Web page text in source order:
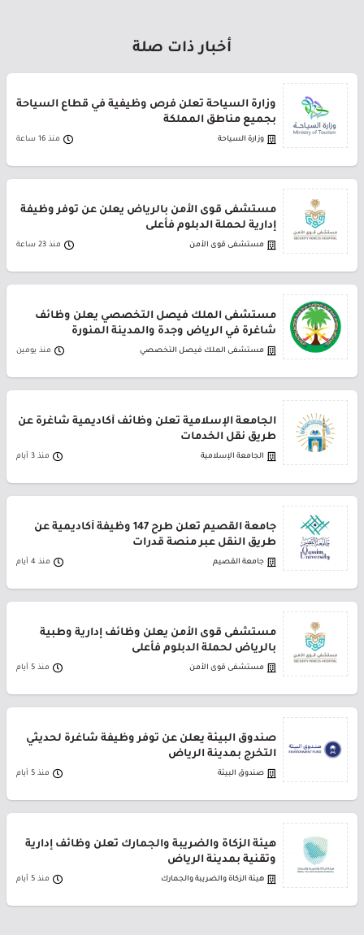
أخبار ذات صلة
وزارة السياحة تعلن فرص وظيفية في قطاع السياحة
بجميع مناطق المملكة
وزارة السياحة منذ 16 ساعة
مستشفى قوى الأمن بالرياض يعلن عن توفر وظيفة
إدارية لحملة الدبلوم فأعلى
مستشفى قوى الأمن منذ 23 ساعة
مستشفى الملك فيصل التخصصي يعلن وظائف
شاغرة في الرياض وجدة والمدينة المنورة
مستشفى الملك فيصل التخصصي منذ يومين
الجامعة الإسلامية تعلن وظائف أكاديمية شاغرة عن
طريق نقل الخدمات
الجامعة الإسلامية منذ 3 أيام
جامعة القصيم تعلن طرح 147 وظيفة أكاديمية عن
طريق النقل عبر منصة قدرات
جامعة القصيم منذ 4 أيام
مستشفى قوى الأمن يعلن وظائف إدارية وطبية
بالرياض لحملة الدبلوم فأعلى
مستشفى قوى الأمن منذ 5 أيام
صندوق البيئة يعلن عن توفر وظيفة شاغرة لحديثي
التخرج بمدينة الرياض
صندوق البيئة منذ 5 أيام
هيئة الزكاة والضريبة والجمارك تعلن وظائف إدارية
وتقنية بمدينة الرياض
هيئة الزكاة والضريبة والجمارك منذ 5 أيام